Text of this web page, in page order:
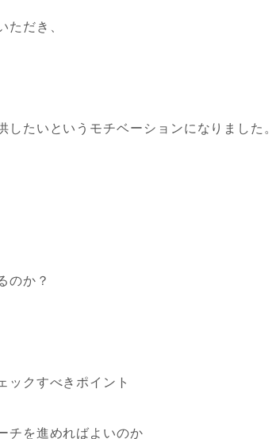
ただき、
たいというモチベーションになりました。
のか？
ックすべきポイント
チを進めればよいのか